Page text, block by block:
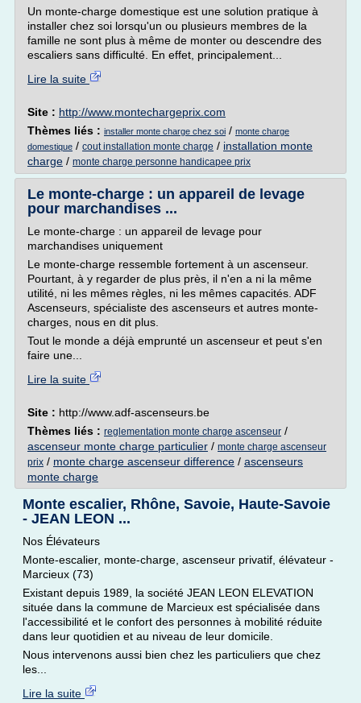
Un monte-charge domestique est une solution pratique à
installer chez soi lorsqu'un ou plusieurs membres de la
famille ne sont plus à même de monter ou descendre des
escaliers sans difficulté. En effet, principalement...
Lire la suite
Site : http://www.montechargeprix.com
Thèmes liés : installer monte charge chez soi / monte charge
domestique / cout installation monte charge / installation monte
charge / monte charge personne handicapee prix
Le monte-charge : un appareil de levage
pour marchandises ...
Le monte-charge : un appareil de levage pour
marchandises uniquement
Le monte-charge ressemble fortement à un ascenseur.
Pourtant, à y regarder de plus près, il n'en a ni la même
utilité, ni les mêmes règles, ni les mêmes capacités. ADF
Ascenseurs, spécialiste des ascenseurs et autres monte-
charges, nous en dit plus.
Tout le monde a déjà emprunté un ascenseur et peut s'en
faire une...
Lire la suite
Site : http://www.adf-ascenseurs.be
Thèmes liés : reglementation monte charge ascenseur /
ascenseur monte charge particulier / monte charge ascenseur
prix / monte charge ascenseur difference / ascenseurs
monte charge
Monte escalier, Rhône, Savoie, Haute-Savoie
- JEAN LEON ...
Nos Élévateurs
Monte-escalier, monte-charge, ascenseur privatif, élévateur -
Marcieux (73)
Existant depuis 1989, la société JEAN LEON ELEVATION
située dans la commune de Marcieux est spécialisée dans
l'accessibilité et le confort des personnes à mobilité réduite
dans leur quotidien et au niveau de leur domicile.
Nous intervenons aussi bien chez les particuliers que chez
les...
Lire la suite